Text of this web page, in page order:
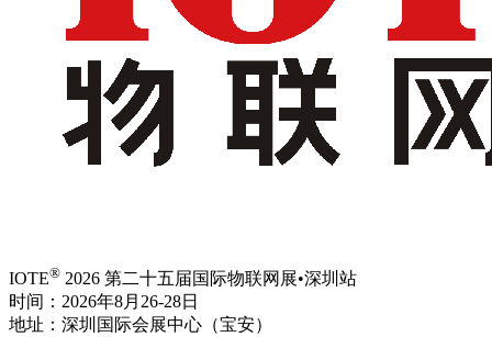
IOTE® 2026 第二十五届国际物联网展•深圳站
时间：2026年8月26-28日
地址：深圳国际会展中心（宝安）